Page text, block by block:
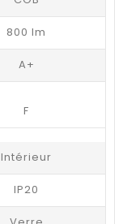
800 lm
A+
F
Intérieur
IP20